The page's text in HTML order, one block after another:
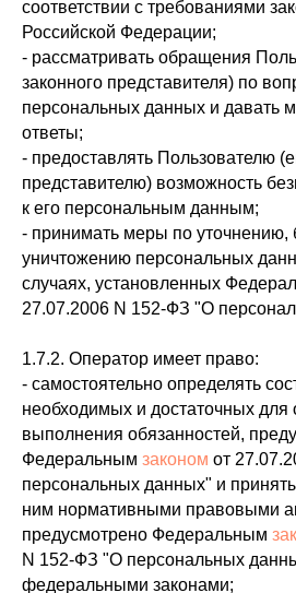
соответствии с требованиями
Российской Федерации;
- рассматривать обращения
законного представителя) по
персональных данных и давать
ответы;
- предоставлять Пользователю
представителю) возможность
к его персональным данным;
- принимать меры по уточнению,
уничтожению персональных
случаях, установленных
27.07.2006 N 152-ФЗ "О
1.7.2. Оператор имеет право:
- самостоятельно определять
необходимых и достаточных для
выполнения обязанностей,
Федеральным законом от
персональных данных" и
ним нормативными правовыми
предусмотрено Федеральным
N 152-ФЗ "О персональных
федеральными законами;